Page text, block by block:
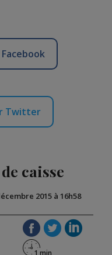
Twitter
caisse
2015 à 16h58